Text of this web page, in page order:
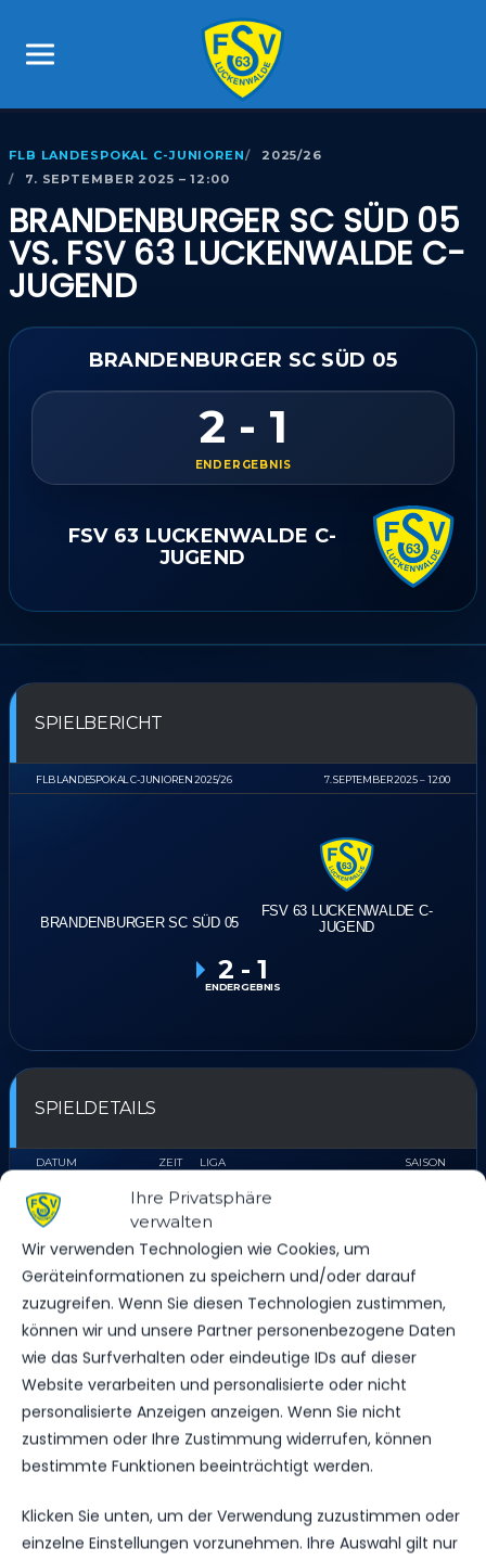
Ihre Privatsphäre
verwalten
Wir verwenden Technologien wie Cookies, um
Geräteinformationen zu speichern und/oder darauf
zuzugreifen. Wenn Sie diesen Technologien zustimmen,
können wir und unsere Partner personenbezogene Daten
wie das Surfverhalten oder eindeutige IDs auf dieser
Website verarbeiten und personalisierte oder nicht
personalisierte Anzeigen anzeigen. Wenn Sie nicht
zustimmen oder Ihre Zustimmung widerrufen, können
bestimmte Funktionen beeinträchtigt werden.
Klicken Sie unten, um der Verwendung zuzustimmen oder
einzelne Einstellungen vorzunehmen. Ihre Auswahl gilt nur
FLB LANDESPOKAL C-JUNIOREN
2025/26
7. SEPTEMBER 2025 – 12:00
BRANDENBURGER SC SÜD 05
VS. FSV 63 LUCKENWALDE C-
JUGEND
BRANDENBURGER SC SÜD 05
2 - 1
ENDERGEBNIS
FSV 63 LUCKENWALDE C-
JUGEND
SPIELBERICHT
FLB LANDESPOKAL C-JUNIOREN 2025/26 7. SEPTEMBER 2025 12:00
BRANDENBURGER SC SÜD 05
FSV 63 LUCKENWALDE C-
JUGEND
2 - 1
ENDERGEBNIS
SPIELDETAILS
DATUM ZEIT LIGA SAISON
7. September 2025 12:00 FLB LANDESPOKAL C-JUNIOREN
ERGEBNIS
MANNSCHAFT TORE SPIELAUSGANG
Brandenburger SC Süd 05 2 Sieg
FSV 63 Luckenwalde C-Jugend 1 Niederlage
DATUM BEGEGNUNG ERGEBNIS
Für diese Auswahl wurden keine Spiele gefunden.